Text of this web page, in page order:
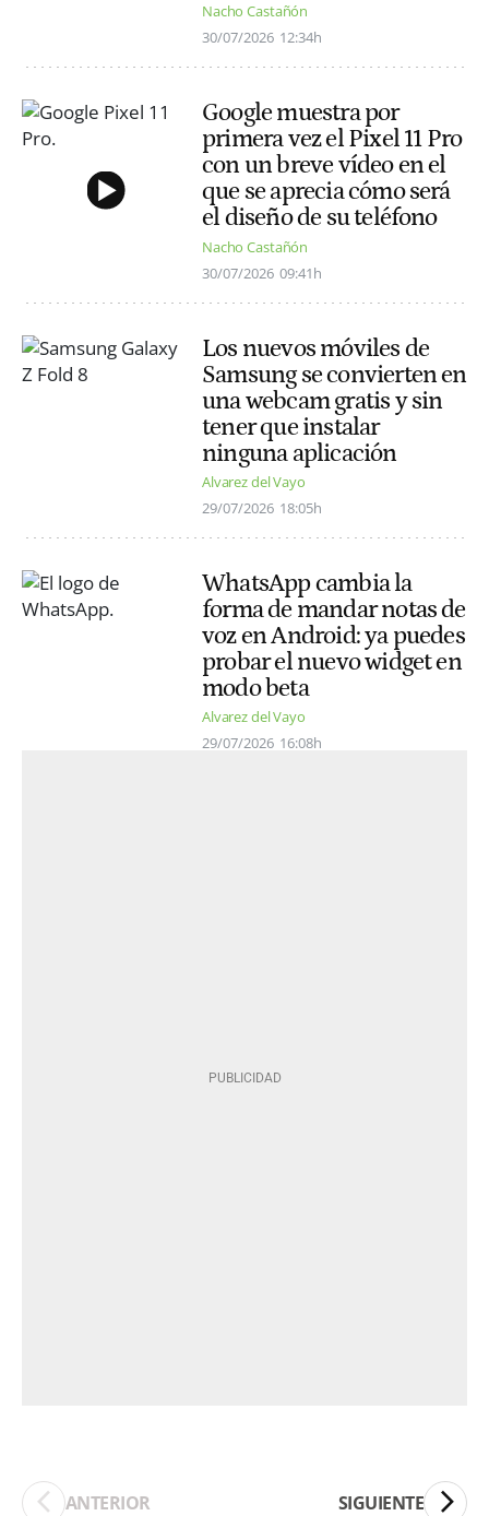
Nacho Castañón
30/07/2026 12:34h
Google muestra por
primera vez el Pixel 11 Pro
con un breve vídeo en el
que se aprecia cómo será
el diseño de su teléfono
Nacho Castañón
30/07/2026 09:41h
Los nuevos móviles de
Samsung se convierten en
una webcam gratis y sin
tener que instalar
ninguna aplicación
Alvarez del Vayo
29/07/2026 18:05h
WhatsApp cambia la
forma de mandar notas de
voz en Android: ya puedes
probar el nuevo widget en
modo beta
Alvarez del Vayo
29/07/2026 16:08h
ANTERIOR SIGUIENTE